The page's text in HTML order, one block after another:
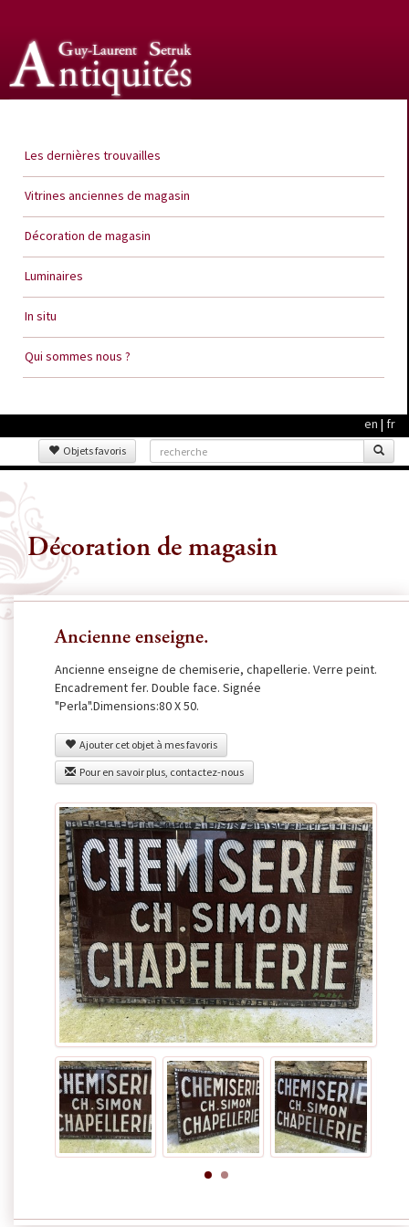
Les dernières trouvailles
Vitrines anciennes de magasin
Décoration de magasin
Luminaires
In situ
Qui sommes nous ?
en | fr
Objets favoris
Décoration de magasin
Ancienne enseigne.
Ancienne enseigne de chemiserie, chapellerie. Verre peint.
Encadrement fer. Double face. Signée
"Perla".Dimensions:80 X 50.
Ajouter cet objet à mes favoris
Pour en savoir plus, contactez-nous